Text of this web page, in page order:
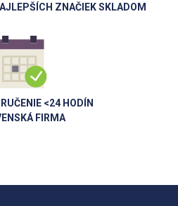
ZNAČIEK SKLADOM
<24 HODÍN
FIRMA